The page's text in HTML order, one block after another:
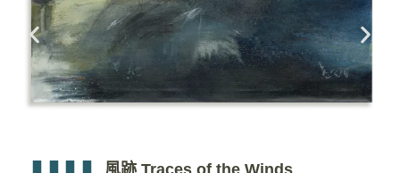
風跡 Traces of the Winds